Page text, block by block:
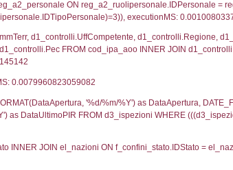
WHERE `userlevelid` = -2,
FROM `userlevels`,
WHERE
`permission` FROM
as localita, el_prov.citta
LEFT JOIN infostabilimento i ON